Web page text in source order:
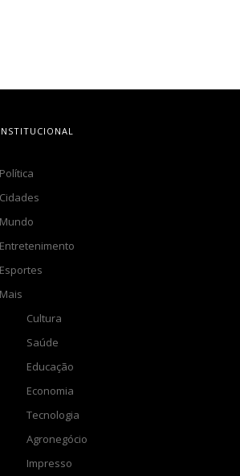
Política
Cidades
Mundo
Entretenimento
Esportes
Mais
Cultura
Saúde
Educação
Economia
Tecnologia
Agronegócio
Impresso